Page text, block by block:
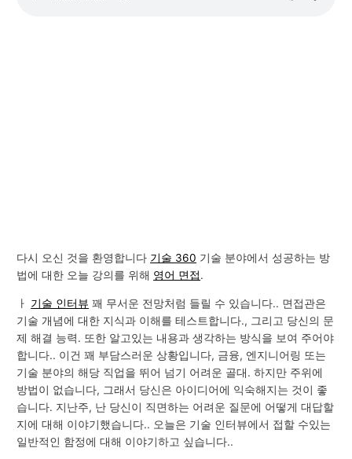
다시 오신 것을 환영합니다 기술 360 기술 분야에서 성공하는 방
법에 대한 오늘 강의를 위해 영어 면접.
ㅏ 기술 인터뷰 꽤 무서운 전망처럼 들릴 수 있습니다.. 면접관은
기술 개념에 대한 지식과 이해를 테스트합니다., 그리고 당신의 문
제 해결 능력. 또한 알고있는 내용과 생각하는 방식을 보여 주어야
합니다.. 이건 꽤 부담스러운 상황입니다, 금융, 엔지니어링 또는
기술 분야의 해당 직업을 뛰어 넘기 어려운 골대. 하지만 주위에
방법이 없습니다, 그래서 당신은 아이디어에 익숙해지는 것이 좋
습니다. 지난주, 난 당신이 직면하는 어려운 질문에 어떻게 대답할
지에 대해 이야기했습니다.. 오늘은 기술 인터뷰에서 접할 수있는
일반적인 함정에 대해 이야기하고 싶습니다..